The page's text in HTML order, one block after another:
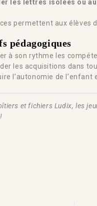
les lettres isolées ou au
permettent aux élèves
pédagogiques
à son rythme les
les acquisitions dans
l’autonomie de
et fichiers Ludix, les